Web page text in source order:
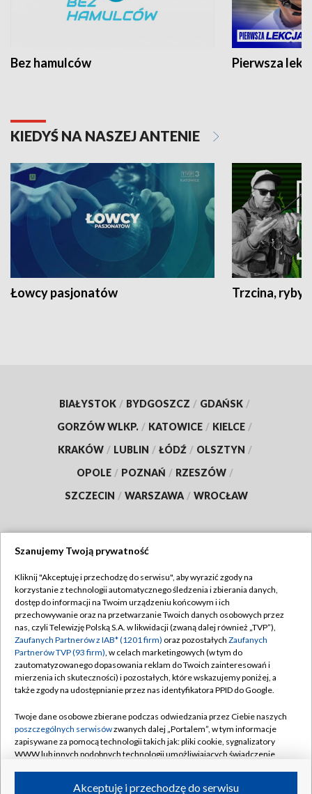
Bez hamulców Pierwsza
KIEDYŚ NA NASZEJ ANTENIE
Łowcy pasjonatów Trzcina, ryby
BIAŁYSTOK / BYDGOSZCZ / GDAŃSK /
GORZÓW WLKP. / KATOWICE / KIELCE /
KRAKÓW / LUBLIN / ŁÓDŹ / OLSZTYN /
OPOLE / POZNAŃ / RZESZÓW /
SZCZECIN / WARSZAWA / WROCŁAW
TVP
Abonament TVP
Emisja w TVP
Centrum informacji TVP
Naziemna Telewizja Cyfrowa
Rada Programowa
System NOS
Informacje o nadawcy
Regulamin TVP
Polityka prywatności
Moje zgody
Pomoc
Kontakt
Kanały
Szanujemy Twoją prywatność
Kliknij "Akceptuję i przechodzę do serwisu", aby wyrazić zgody na
korzystanie z technologii automatycznego śledzenia i zbierania danych,
dostęp do informacji na Twoim urządzeniu końcowym i ich
przechowywanie oraz na przetwarzanie Twoich danych osobowych przez
nas, czyli Telewizję Polską S.A. w likwidacji (zwaną dalej również „TVP”),
Zaufanych Partnerów z IAB* (1201 firm) oraz pozostałych Zaufanych
Partnerów TVP (93 firm), w celach marketingowych (w tym do
zautomatyzowanego dopasowania reklam do Twoich zainteresowań i
mierzenia ich skuteczności) i pozostałych, które wskazujemy poniżej, a
także zgody na udostępnianie przez nas identyfikatora PPID do Google.
Twoje dane osobowe zbierane podczas odwiedzania przez Ciebie naszych
poszczególnych serwisówzwanych dalej „Portalem”, w tym informacje
zapisywane za pomocą technologii takich jak: pliki cookie, sygnalizatory
WWW lub innych podobnych technologii umożliwiających świadczenie
ruchu w Internecie.Akceptuję i przechodzę do serwisu